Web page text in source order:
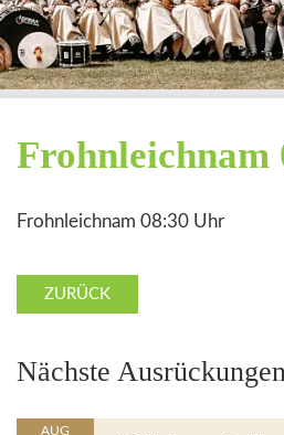
Frohnleichnam
Frohnleichnam 08:30 Uhr
ZURÜCK
Nächste
AUG